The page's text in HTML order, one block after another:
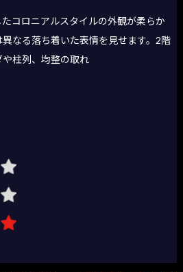
コロニアルスタイルの外観が柔らか
なる落ち着いた表情を見せます。2階
柱列、均整の取れ